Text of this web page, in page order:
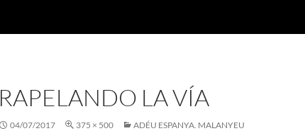
RAPELANDO LA VÍA
04/07/2017 375 × 500 ADÉU ESPANYA. MALANYEU